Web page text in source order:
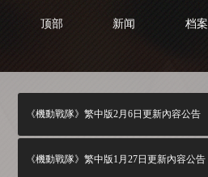
顶部 新闻 档案
《機動戰隊》繁中版2月6日更新內容公告
《機動戰隊》繁中版1月27日更新內容公告